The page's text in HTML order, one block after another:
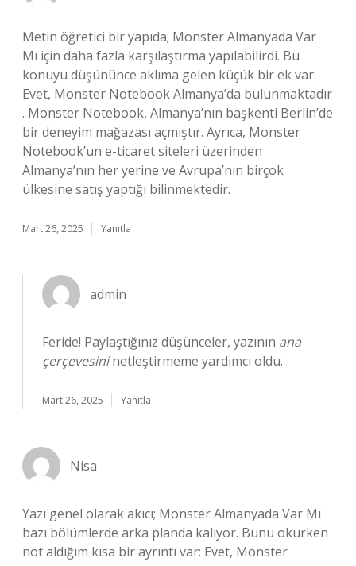
Metin öğretici bir yapıda; Monster Almanyada Var
Mı için daha fazla karşılaştırma yapılabilirdi. Bu
konuyu düşününce aklıma gelen küçük bir ek var:
Evet, Monster Notebook Almanya’da bulunmaktadır
. Monster Notebook, Almanya’nın başkenti Berlin’de
bir deneyim mağazası açmıştır. Ayrıca, Monster
Notebook’un e-ticaret siteleri üzerinden
Almanya’nın her yerine ve Avrupa’nın birçok
ülkesine satış yaptığı bilinmektedir.
Mart 26, 2025 Yanıtla
admin
Feride! Paylaştığınız düşünceler, yazının ana
çerçevesininetleştirmeme yardımcı oldu.
Mart 26, 2025 Yanıtla
Nisa
Yazı genel olarak akıcı; Monster Almanyada Var Mı
bazı bölümlerde arka planda kalıyor. Bunu okurken
not aldığım kısa bir ayrıntı var: Evet, Monster